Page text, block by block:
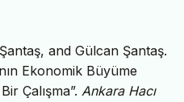
and Gülcan Şantaş.
Ekonomik Büyüme
Çalışma”. Ankara Hacı